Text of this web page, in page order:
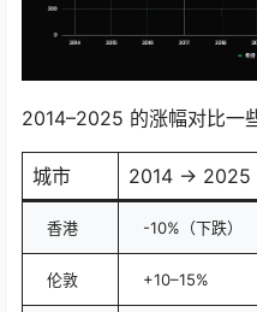
2014–2025 的涨幅对比一
城市 2014 → 2025
香港 -10%（下跌）
伦敦 +10–15%